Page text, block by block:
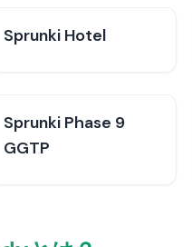
Sprunki Hotel
Sprunki Phase 9
GGTP